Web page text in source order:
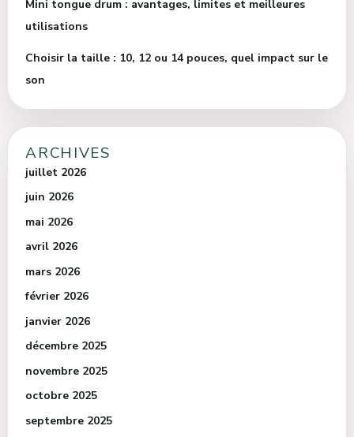
Mini tongue drum : avantages, limites et meilleures
utilisations
Choisir la taille : 10, 12 ou 14 pouces, quel impact sur le
son
ARCHIVES
juillet 2026
juin 2026
mai 2026
avril 2026
mars 2026
février 2026
janvier 2026
décembre 2025
novembre 2025
octobre 2025
septembre 2025